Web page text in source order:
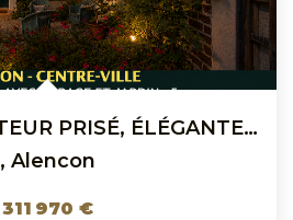
ALENÇON , SECTEUR PRISÉ, ÉLÉGANTE MAISON DE MAÎTRE
, Alencon
311 970 €